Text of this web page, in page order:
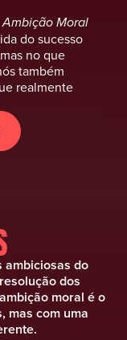
Ambição Moral
do sucesso
no que
também
realmente
ambiciosas do
dos
moral é o
mas com uma